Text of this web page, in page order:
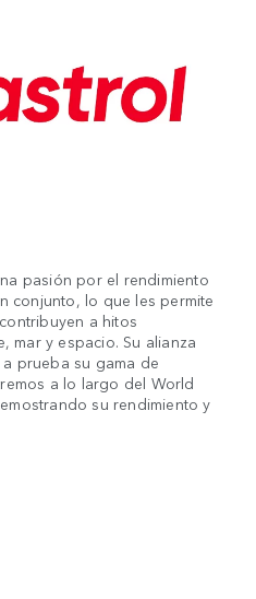
pasión por el rendimiento
conjunto, lo que les permite
a hitos
mar y espacio. Su alianza
prueba su gama de
a lo largo del World
su rendimiento y